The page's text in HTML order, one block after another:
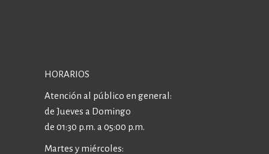
HORARIOS
Atención al público en general:
de Jueves a Domingo
de 01:30 p.m. a 05:00 p.m.
Martes y miércoles: